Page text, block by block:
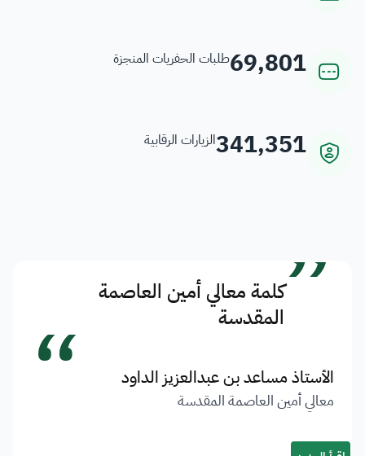
69,801طلبات الحفريات المنجزة
341,351الزيارات الرقابية
”كلمة معالي أمين العاصمة
المقدسة
الأستاذ مساعد بن عبدالعزيز الداود
معالي أمين العاصمة المقدسة “